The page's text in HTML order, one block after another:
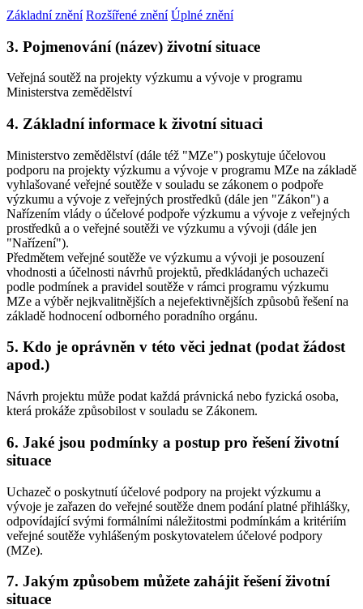
Základní znění Rozšířené znění Úplné znění
3. Pojmenování (název) životní situace
Veřejná soutěž na projekty výzkumu a vývoje v programu
Ministerstva zemědělství
4. Základní informace k životní situaci
Ministerstvo zemědělství (dále též "MZe") poskytuje účelovou
podporu na projekty výzkumu a vývoje v programu MZe na základě
vyhlašované veřejné soutěže v souladu se zákonem o podpoře
výzkumu a vývoje z veřejných prostředků (dále jen "Zákon") a
Nařízením vlády o účelové podpoře výzkumu a vývoje z veřejných
prostředků a o veřejné soutěži ve výzkumu a vývoji (dále jen
"Nařízení").
Předmětem veřejné soutěže ve výzkumu a vývoji je posouzení
vhodnosti a účelnosti návrhů projektů, předkládaných uchazeči
podle podmínek a pravidel soutěže v rámci programu výzkumu
MZe a výběr nejkvalitnějších a nejefektivnějších způsobů řešení na
základě hodnocení odborného poradního orgánu.
5. Kdo je oprávněn v této věci jednat (podat žádost
apod.)
Návrh projektu může podat každá právnická nebo fyzická osoba,
která prokáže způsobilost v souladu se Zákonem.
6. Jaké jsou podmínky a postup pro řešení životní
situace
Uchazeč o poskytnutí účelové podpory na projekt výzkumu a
vývoje je zařazen do veřejné soutěže dnem podání platné přihlášky,
odpovídající svými formálními náležitostmi podmínkám a kritériím
veřejné soutěže vyhlášeným poskytovatelem účelové podpory
(MZe).
7. Jakým způsobem můžete zahájit řešení životní
situace